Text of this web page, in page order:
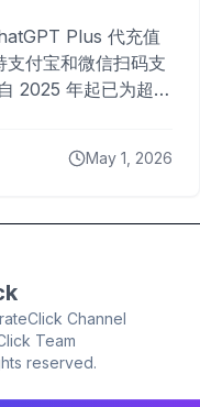
Plus 代充值
付宝和微信扫码支
2025 年起已为超过
May 1, 2026
Channel
Team
reserved.